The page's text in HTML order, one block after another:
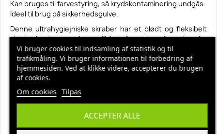
Kan bruges til farvestyring, så krydskontaminering undgås.
Ideel til brug på sikkerhedsgulve.
Denne ultrahygiejniske skraber har et blødt og fleksibelt
skraberblad, som sikrer effektiv fjernelse af væsker fra
gulve og andre overflader. Gummilæben er vinklet, så der
nemt rengøres tæt på vægge og omkring udstyr.
Skraberens stænkkant sikrer, at væsken ikke sprøjter over
på den aftørrede flade.
Produktdata
Lever op til REACH Regulativ Nr. 1907/2006 Ja
GTIN-14 Nummer (Æskeantal) 15705020715058
Lever op til Halal kravene Ja
Vi bruger cookies til indsamling af statistik og til
trafikmåling. Vi bruger informationen til forbedring af
hjemmesiden. Ved at klikke videre, accepterer du brugen
af cookies.
Om cookies Tilpas
ACCEPTER ALLE